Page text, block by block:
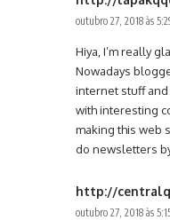
outubro 27, 2018 às
Hiya, I’m really
Nowadays
internet stuff and
with interesting
making this web
do newsletters
http://
outubro 27, 2018 às